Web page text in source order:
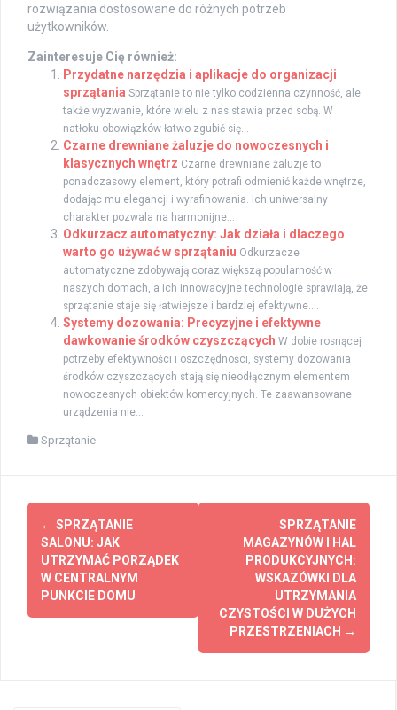
rozwiązania dostosowane do różnych potrzeb
użytkowników.
Zainteresuje Cię również:
Przydatne narzędzia i aplikacje do organizacji
sprzątania Sprzątanie to nie tylko codzienna czynność, ale
także wyzwanie, które wielu z nas stawia przed sobą. W
natłoku obowiązków łatwo zgubić się...
Czarne drewniane żaluzje do nowoczesnych i
klasycznych wnętrz Czarne drewniane żaluzje to
ponadczasowy element, który potrafi odmienić każde wnętrze,
dodając mu elegancji i wyrafinowania. Ich uniwersalny
charakter pozwala na harmonijne...
Odkurzacz automatyczny: Jak działa i dlaczego
warto go używać w sprzątaniu Odkurzacze
automatyczne zdobywają coraz większą popularność w
naszych domach, a ich innowacyjne technologie sprawiają, że
sprzątanie staje się łatwiejsze i bardziej efektywne....
Systemy dozowania: Precyzyjne i efektywne
dawkowanie środków czyszczących W dobie rosnącej
potrzeby efektywności i oszczędności, systemy dozowania
środków czyszczących stają się nieodłącznym elementem
nowoczesnych obiektów komercyjnych. Te zaawansowane
urządzenia nie...
Sprzątanie
Zobacz
wpisy
← SPRZĄTANIE
SALONU: JAK
UTRZYMAĆ PORZĄDEK
W CENTRALNYM
PUNKCIE DOMU
SPRZĄTANIE
MAGAZYNÓW I HAL
PRODUKCYJNYCH:
WSKAZÓWKI DLA
UTRZYMANIA
CZYSTOŚCI W DUŻYCH
PRZESTRZENIACH →